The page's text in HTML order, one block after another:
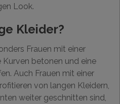
Look.
Kleider?
Frauen mit einer
Kurven betonen und eine
Auch Frauen mit einer
von langen Kleidern,
weiter geschnitten sind,